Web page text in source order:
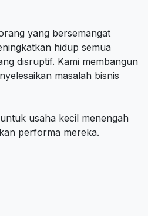
yang bersemangat
hidup semua
disruptif. Kami membangun
masalah bisnis
usaha kecil menengah
performa mereka.